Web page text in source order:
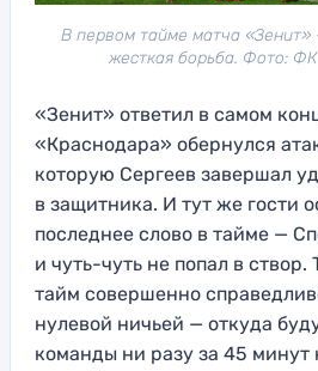
В первом тайме матча
жесткая борьба. Фото:
«Зенит» ответил в самом
«Краснодара» обернулся
которую Сергеев завершал
в защитника. И тут же гости
последнее слово в тайме —
и чуть-чуть не попал в створ.
тайм совершенно
нулевой ничьей — откуда
команды ни разу за 45 минут